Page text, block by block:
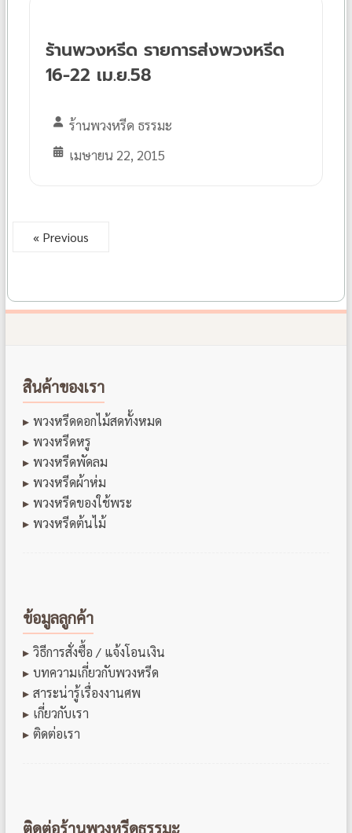
ร้านพวงหรีด รายการส่งพวงหรีด
16-22 เม.ย.58
ร้านพวงหรีด ธรรมะ
เมษายน 22, 2015
« Previous
สินค้าของเรา
พวงหรีดดอกไม้สดทั้งหมด
พวงหรีดหรู
พวงหรีดพัดลม
พวงหรีดผ้าห่ม
พวงหรีดของใช้พระ
พวงหรีดต้นไม้
ข้อมูลลูกค้า
วิธีการสั่งซื้อ / แจ้งโอนเงิน
บทความเกี่ยวกับพวงหรีด
สาระน่ารู้เรื่องงานศพ
เกี่ยวกับเรา
ติดต่อเรา
ติดต่อร้านพวงหรีดธรรมะ